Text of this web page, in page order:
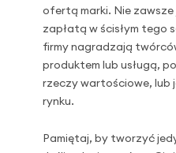
ofertą marki. Nie
zapłatą w ścisłym tego
firmy nagradzają
produktem lub usługą,
rzeczy wartościowe, lub
rynku.
Pamiętaj, by tworzyć